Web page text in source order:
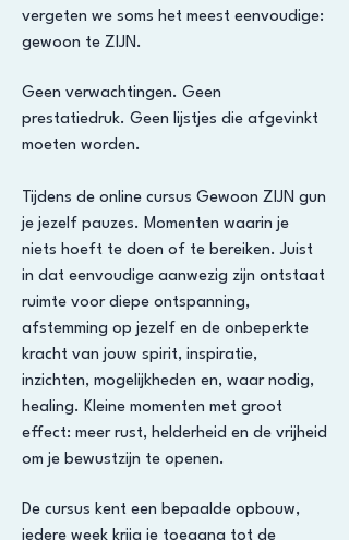
vergeten we soms het meest eenvoudige:
gewoon te ZIJN.
Geen verwachtingen. Geen
prestatiedruk. Geen lijstjes die afgevinkt
moeten worden.
Tijdens de online cursus Gewoon ZIJN gun
je jezelf pauzes. Momenten waarin je
niets hoeft te doen of te bereiken. Juist
in dat eenvoudige aanwezig zijn ontstaat
ruimte voor diepe ontspanning,
afstemming op jezelf en de onbeperkte
kracht van jouw spirit, inspiratie,
inzichten, mogelijkheden en, waar nodig,
healing. Kleine momenten met groot
effect: meer rust, helderheid en de vrijheid
om je bewustzijn te openen.
De cursus kent een bepaalde opbouw,
iedere week krijg je toegang tot de